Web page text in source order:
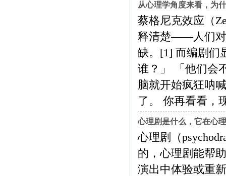
从心理学角度来看，为
蔡格尼克效应（
释清楚——人们对
缺。[1] 而编剧们
谁？」 「他们会
脑就开始疯狂呐
了。 你再看看，
心理剧是什么，它在心
心理剧（
的，心理剧能帮
演出中体验或重